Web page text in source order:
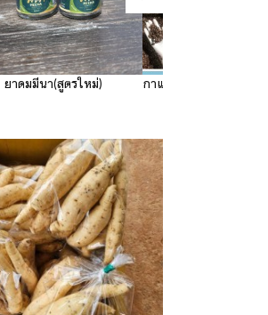
ดริปซอง คั่วกลาง (บร